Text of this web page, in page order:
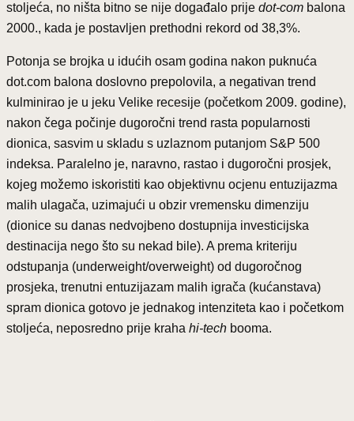
stoljeća, no ništa bitno se nije događalo prije dot-com balona
2000., kada je postavljen prethodni rekord od 38,3%.
Potonja se brojka u idućih osam godina nakon puknuća
dot.com balona doslovno prepolovila, a negativan trend
kulminirao je u jeku Velike recesije (početkom 2009. godine),
nakon čega počinje dugoročni trend rasta popularnosti
dionica, sasvim u skladu s uzlaznom putanjom S&P 500
indeksa. Paralelno je, naravno, rastao i dugoročni prosjek,
kojeg možemo iskoristiti kao objektivnu ocjenu entuzijazma
malih ulagača, uzimajući u obzir vremensku dimenziju
(dionice su danas nedvojbeno dostupnija investicijska
destinacija nego što su nekad bile). A prema kriteriju
odstupanja (underweight/overweight) od dugoročnog
prosjeka, trenutni entuzijazam malih igrača (kućanstava)
spram dionica gotovo je jednakog intenziteta kao i početkom
stoljeća, neposredno prije kraha hi-tech booma.